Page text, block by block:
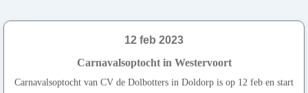
12 feb 2023
Carnavalsoptocht in Westervoort
Carnavalsoptocht van CV de Dolbotters in Doldorp is op 12 feb en start